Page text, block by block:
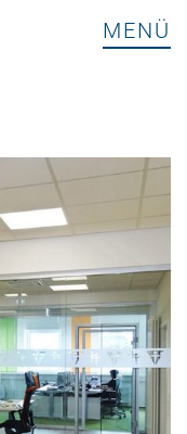
MENÜ